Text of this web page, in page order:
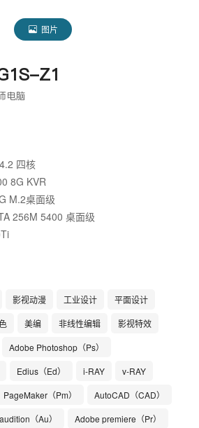
图片
Z1
电脑
四核
8G KVR
M.2桌面级
256M 5400 桌面级
影视动漫 工业设计
平面设计
美编 非线性编辑
影视特效
Adobe Photoshop（Ps）
Edius（Ed） i-RAY
v-RAY
PageMaker（Pm）
AutoCAD（CAD）
（Au）
Adobe premiere（Pr）